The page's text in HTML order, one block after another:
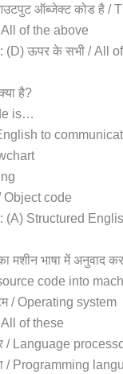
ऑब्जेक्ट कोड है /
of the above
(D) ऊपर के सभी / All
है?
is…
to
Object code
(A) Structured
मशीन भाषा में अनुवाद
code into
/ Operating system
All of these
/ Language
/ Programming